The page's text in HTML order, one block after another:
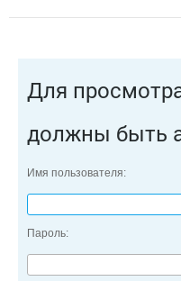
Для
должны быть
Имя пользователя:
Пароль: